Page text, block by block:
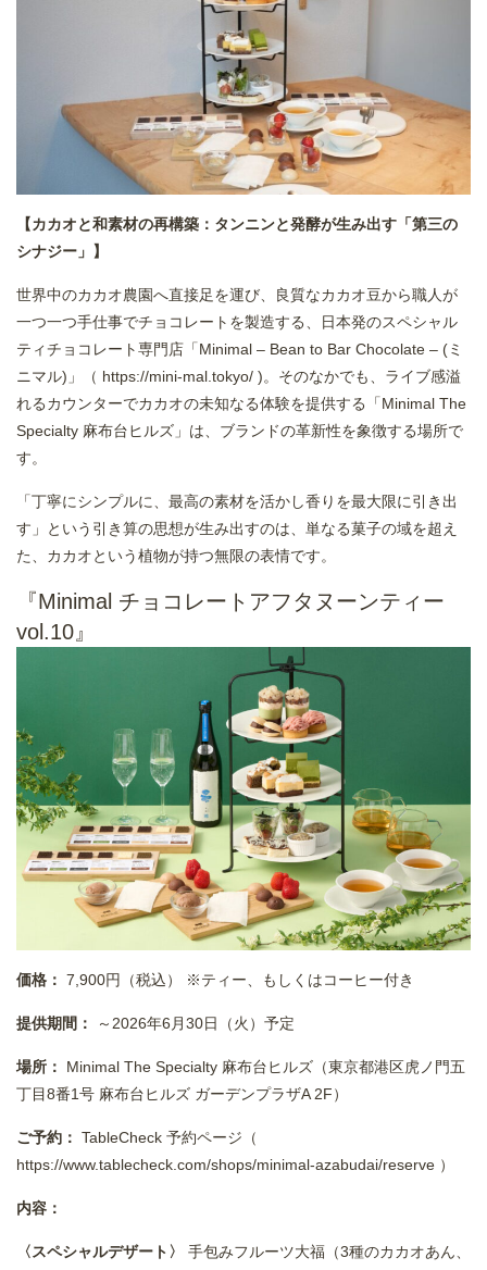
【カカオと和素材の再構築：タンニンと発酵が生み出す「第三の
シナジー」】
世界中のカカオ農園へ直接足を運び、良質なカカオ豆から職人が
一つ一つ手仕事でチョコレートを製造する、日本発のスペシャル
ティチョコレート専門店「Minimal – Bean to Bar Chocolate – (ミ
ニマル)」（ https://mini-mal.tokyo/ )。そのなかでも、ライブ感溢
れるカウンターでカカオの未知なる体験を提供する「Minimal The
Specialty 麻布台ヒルズ」は、ブランドの革新性を象徴する場所で
す。
「丁寧にシンプルに、最高の素材を活かし香りを最大限に引き出
す」という引き算の思想が生み出すのは、単なる菓子の域を超え
た、カカオという植物が持つ無限の表情です。
『Minimal チョコレートアフタヌーンティー
vol.10』
価格： 7,900円（税込） ※ティー、もしくはコーヒー付き
提供期間： ～2026年6月30日（火）予定
場所：
Minimal The Specialty 麻布台ヒルズ（東京都港区虎ノ門五
丁目8番1号 麻布台ヒルズ ガーデンプラザA 2F）
ご予約： TableCheck 予約ページ（
https://www.tablecheck.com/shops/minimal-azabudai/reserve ）
内容：
〈スペシャルデザート〉
手包みフルーツ大福（3種のカカオあん、